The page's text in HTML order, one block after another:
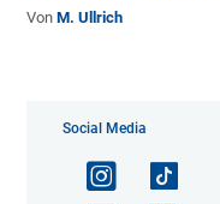
VonM. Ullrich
Social Media